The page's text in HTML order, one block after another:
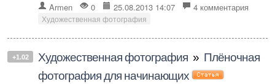
Armen 0 25.08.2013 14:07 4 комментария
Художественная фотография
+1.02 Художественная фотография » Плёночная
фотография для начинающих